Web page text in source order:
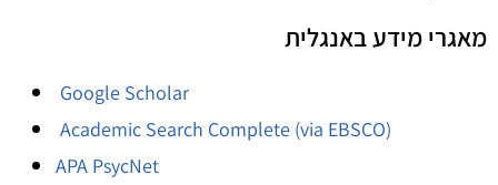
מאגרי מידע באנגלית
Google Scholar
Academic Search Complete (via EBSCO)
APA PsycNet